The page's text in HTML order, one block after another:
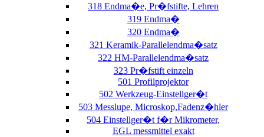
318 Endma�e, Pr�fstifte, Lehren
319 Endma�
320 Endma�
321 Keramik-Parallelendma�satz
322 HM-Parallelendma�satz
323 Pr�fstift einzeln
501 Profilprojektor
502 Werkzeug-Einstellger�t
503 Messlupe, Microskop,Fadenz�hler
504 Einstellger�t f�r Mikrometer,
EGL messmittel exakt